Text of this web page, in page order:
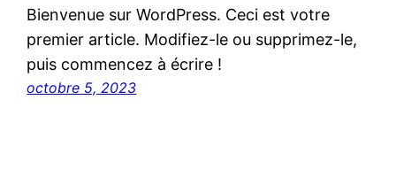
Bienvenue sur WordPress. Ceci est votre
premier article. Modifiez-le ou supprimez-le,
puis commencez à écrire !
octobre 5, 2023